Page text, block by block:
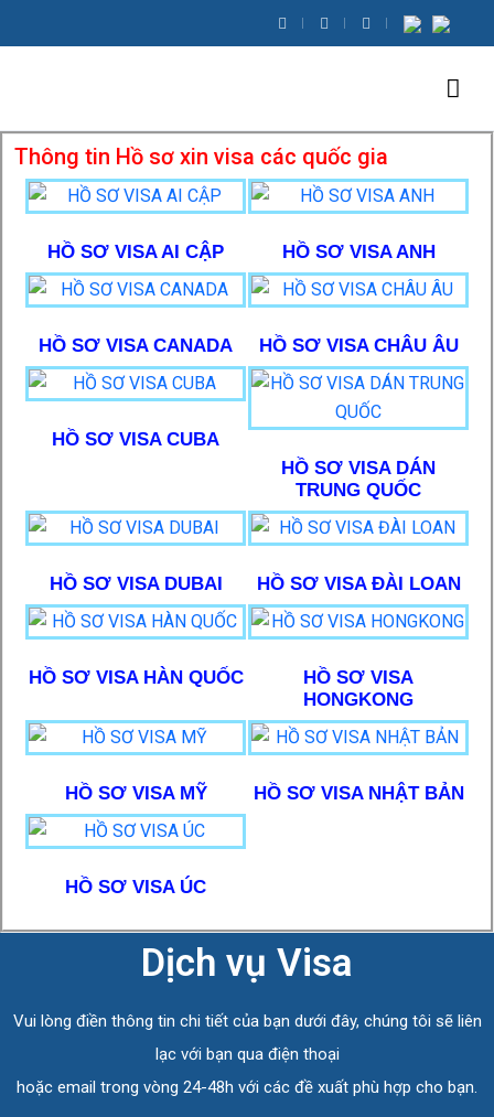
Thông tin Hồ sơ xin visa các quốc gia
HỒ SƠ VISA AI CẬP HỒ SƠ VISA ANH
HỒ SƠ VISA CANADA HỒ SƠ VISA CHÂU ÂU
HỒ SƠ VISA CUBA
HỒ SƠ VISA DÁN
TRUNG QUỐC
HỒ SƠ VISA DUBAI HỒ SƠ VISA ĐÀI LOAN
HỒ SƠ VISA HÀN QUỐC
HỒ SƠ VISA
HONGKONG
HỒ SƠ VISA MỸ HỒ SƠ VISA NHẬT BẢN
HỒ SƠ VISA ÚC
Dịch vụ Visa
Vui lòng điền thông tin chi tiết của bạn dưới đây, chúng tôi sẽ liên
lạc với bạn qua điện thoại
hoặc email trong vòng 24-48h với các đề xuất phù hợp cho bạn.